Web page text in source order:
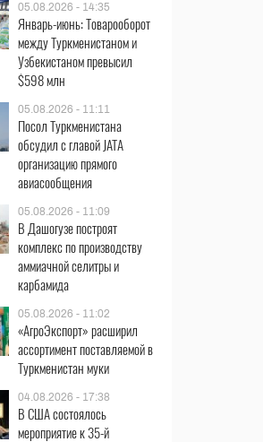
05.08.2026 - 14:35
Январь-июнь: Товарооборот
между Туркменистаном и
Узбекистаном превысил
$598 млн
05.08.2026 - 11:11
Посол Туркменистана
обсудил с главой JATA
организацию прямого
авиасообщения
05.08.2026 - 11:09
В Дашогузе построят
комплекс по производству
аммиачной селитры и
карбамида
05.08.2026 - 11:02
«АгроЭкспорт» расширил
ассортимент поставляемой в
Туркменистан муки
04.08.2026 - 17:38
В США состоялось
мероприятие к 35-й